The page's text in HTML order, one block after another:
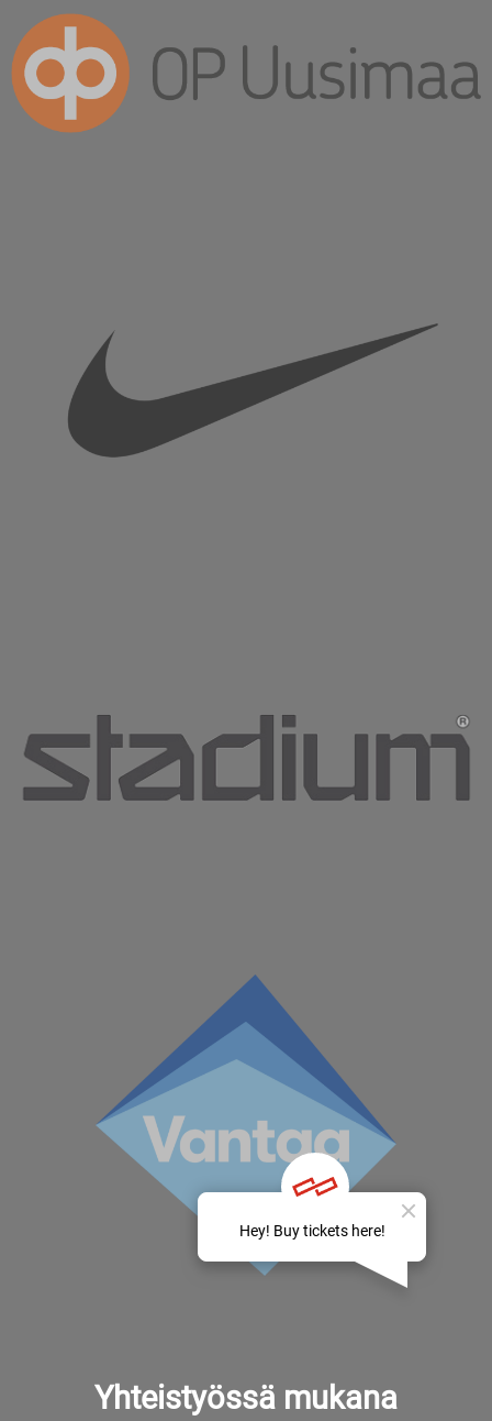
Yhteistyössä mukana